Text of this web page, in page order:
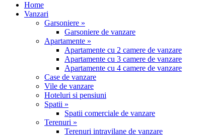
Home
Vanzari
Garsoniere »
Garsoniere de vanzare
Apartamente »
Apartamente cu 2 camere de vanzare
Apartamente cu 3 camere de vanzare
Apartamente cu 4 camere de vanzare
Case de vanzare
Vile de vanzare
Hoteluri si pensiuni
Spatii »
Spatii comerciale de vanzare
Terenuri »
Terenuri intravilane de vanzare